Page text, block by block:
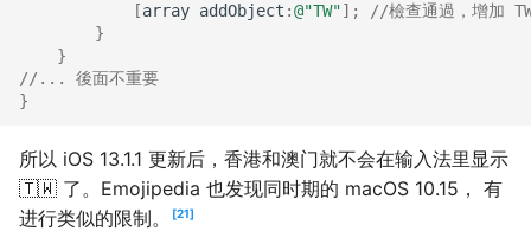
[array addObject :@"TW"];
//檢查通過，增加
}
}
//... 後面不重要
}
所以 iOS 13.1.1 更新后，香港和澳门就不会在输入法里显示
🇹🇼 了。Emojipedia 也发现同时期的 macOS 10.15， 有
进行类似的限制。
21